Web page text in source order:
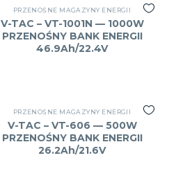
PRZENOŚNE MAGAZYNY ENERGII
V-TAC – VT-1001N — 1000W
PRZENOŚNY BANK ENERGII
46.9Ah/22.4V
PRZENOŚNE MAGAZYNY ENERGII
V-TAC – VT-606 — 500W
PRZENOŚNY BANK ENERGII
26.2Ah/21.6V